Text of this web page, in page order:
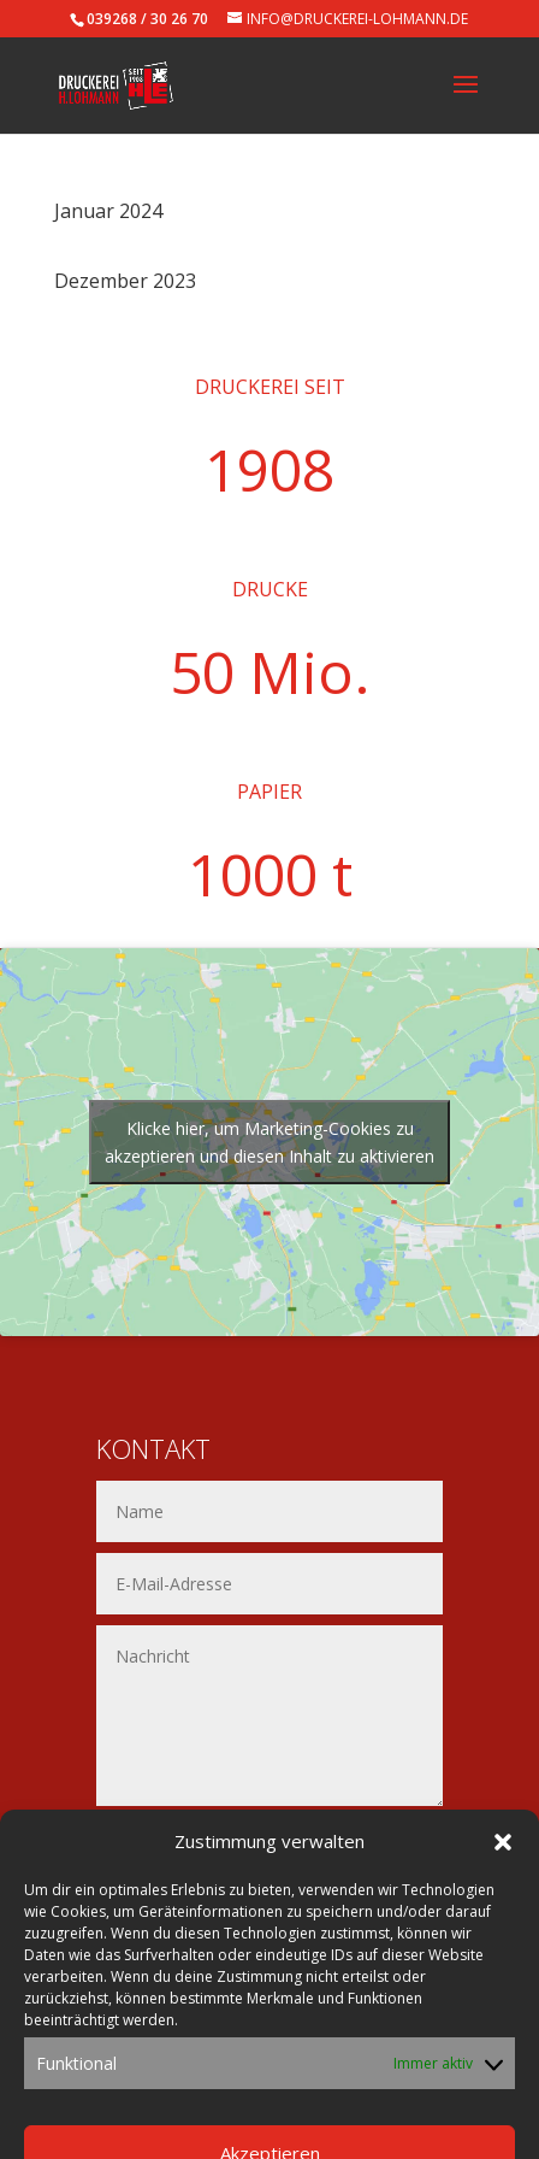
Zustimmung verwalten
Um dir ein optimales Erlebnis zu bieten, verwenden wir Technologien
wie Cookies, um Geräteinformationen zu speichern und/oder darauf
zuzugreifen. Wenn du diesen Technologien zustimmst, können wir
Daten wie das Surfverhalten oder eindeutige IDs auf dieser Website
verarbeiten. Wenn du deine Zustimmung nicht erteilst oder
zurückziehst, können bestimmte Merkmale und Funktionen
beeinträchtigt werden.
Funktional Immer aktiv
Akzeptieren
039268 / 30 26 70 INFO@DRUCKEREI-LOHMANN.DE
Januar 2024
Dezember 2023
DRUCKEREI SEIT
1908
DRUCKE
50 Mio.
PAPIER
1000 t
Klicke hier, um Marketing-Cookies zu
akzeptieren und diesen Inhalt zu aktivieren
KONTAKT
9 + 1= Senden
 Druckerei Lohmann

Markt 23
39435 Egeln